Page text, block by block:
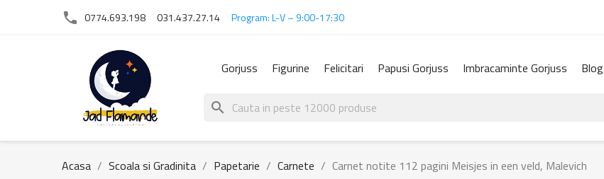
phone 0774.693.198 031.437.27.14 Program: L-V – 9:00-17:30
Gorjuss Figurine Felicitari Papusi Gorjuss Imbracaminte Gorjuss Blog
search
Acasa Scoala si Gradinita Papetarie Carnete Carnet notite 112 pagini Meisjes in een veld, Malevich